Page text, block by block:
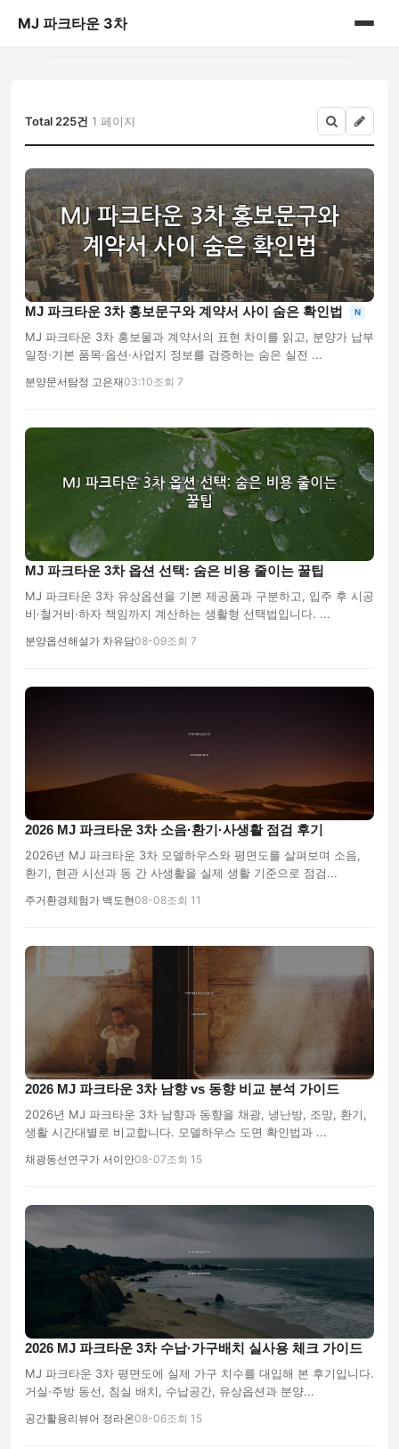
MJ 파크타운 3차
게시판
Total 225건 1 페이지
MJ 파크타운 3차 홍보문구와 계약서 사이 숨은 확인법 N
MJ 파크타운 3차 홍보물과 계약서의 표현 차이를 읽고, 분양가 납부
일정·기본 품목·옵션·사업지 정보를 검증하는 숨은 실전 ...
분양문서탐정 고은재03:10조회 7
MJ 파크타운 3차 옵션 선택: 숨은 비용 줄이는 꿀팁
MJ 파크타운 3차 유상옵션을 기본 제공품과 구분하고, 입주 후 시공
비·철거비·하자 책임까지 계산하는 생활형 선택법입니다. ...
분양옵션해설가 차유담08-09조회 7
2026 MJ 파크타운 3차 소음·환기·사생활 점검 후기
2026년 MJ 파크타운 3차 모델하우스와 평면도를 살펴보며 소음,
환기, 현관 시선과 동 간 사생활을 실제 생활 기준으로 점검...
주거환경체험가 백도현08-08조회 11
2026 MJ 파크타운 3차 남향 vs 동향 비교 분석 가이드
2026년 MJ 파크타운 3차 남향과 동향을 채광, 냉난방, 조망, 환기,
생활 시간대별로 비교합니다. 모델하우스 도면 확인법과 ...
채광동선연구가 서이안08-07조회 15
2026 MJ 파크타운 3차 수납·가구배치 실사용 체크 가이드
MJ 파크타운 3차 평면도에 실제 가구 치수를 대입해 본 후기입니다.
거실·주방 동선, 침실 배치, 수납공간, 유상옵션과 분양...
공간활용리뷰어 정라온08-06조회 15